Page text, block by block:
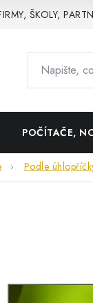
ŠKOLY,
POČÍTAČE,
Podle